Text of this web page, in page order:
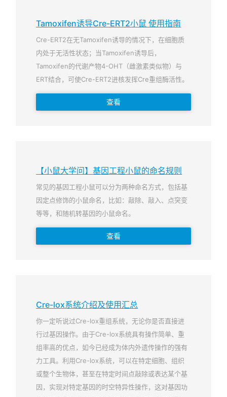
Tamoxifen诱导Cre-ERT2小鼠 使用指南
Cre-ERT2在无Tamoxifen诱导的情况下，在细胞质
内处于无活性状态；当Tamoxifen诱导后，
Tamoxifen的代谢产物4-OHT（雌激素类似物）与
ERT结合，可使Cre-ERT2进核发挥Cre重组酶活性。
查看
【小鼠大学问】基因工程小鼠的命名规则
常见的基因工程小鼠可以分为两种命名方式，包括基
因定点修饰的小鼠命名，比如：敲除、敲入、点突变
等等，和随机转基因的小鼠命名。
查看
Cre-lox系统介绍及使用汇总
你一定听说过Cre-lox重组系统，无论你是否直接进
行过基因操作。由于Cre-lox系统具有操作简单、重
组率高的优点，如今已经成为体内外遗传操作的强有
力工具。利用Cre-lox系统，可以在特定细胞、组织
或整个生物体，甚至在特定时间点敲除或表达某个基
因，实现对特定基因的时空特异性操作，这对基因功